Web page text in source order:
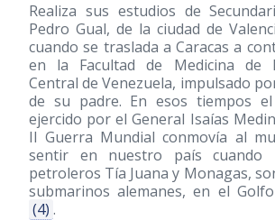
Realiza sus estudios de
Pedro Gual, de la ciudad de
cuando se traslada a Caracas a
en la Facultad de Medicina de
Central de Venezuela, impulsado
de su padre. En esos tiempos
ejercido por el General Isaías
II Guerra Mundial conmovía al
sentir en nuestro país cuando
petroleros Tía Juana y Monagas,
submarinos alemanes, en el
(4) .